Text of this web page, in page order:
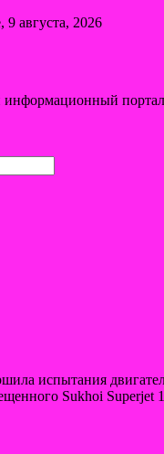
9 августа, 2026
информационный
испытания
Sukhoi Superjet